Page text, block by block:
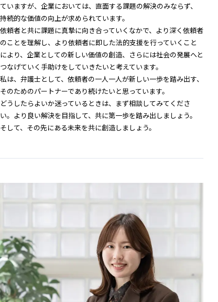
ていますが、企業においては、直面する課題の解決のみならず、
持続的な価値の向上が求められています。
依頼者と共に課題に真摯に向き合っていくなかで、より深く依頼者
のことを理解し、より依頼者に即した法的支援を行っていくこと
により、企業としての新しい価値の創造、さらには社会の発展へと
つなげていく手助けをしていきたいと考えています。
私は、弁護士として、依頼者の一人一人が新しい一歩を踏み出す、
そのためのパートナーであり続けたいと思っています。
どうしたらよいか迷っているときは、まず相談してみてくださ
い。より良い解決を目指して、共に第一歩を踏み出しましょう。
そして、その先にある未来を共に創造しましょう。